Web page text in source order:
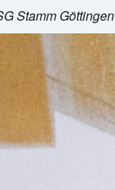
Stamm Göttingen